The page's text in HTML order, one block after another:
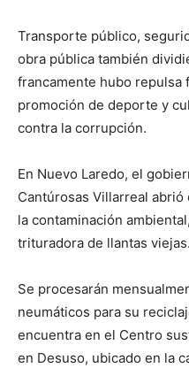
Transporte público,
obra pública también
francamente hubo repulsa
promoción de deporte y
contra la corrupción.
En Nuevo Laredo, el
Cantúrosas Villarreal
la contaminación
trituradora de llantas viejas.
Se procesarán
neumáticos para su
encuentra en el Centro
en Desuso, ubicado en la